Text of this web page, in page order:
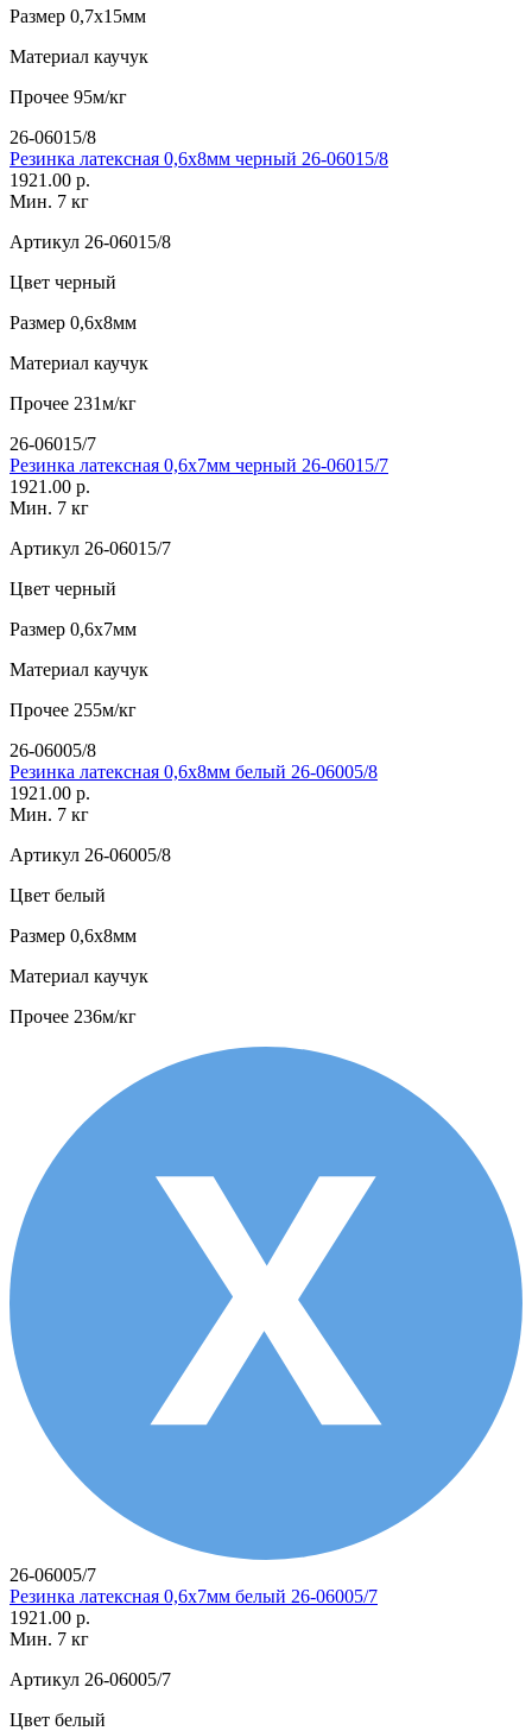
Размер 0,7х15мм
Материал каучук
Прочее 95м/кг
26-06015/8
Резинка латексная 0,6х8мм черный 26-06015/8
1921.00 р.
Мин. 7 кг
Артикул 26-06015/8
Цвет черный
Размер 0,6х8мм
Материал каучук
Прочее 231м/кг
26-06015/7
Резинка латексная 0,6х7мм черный 26-06015/7
1921.00 р.
Мин. 7 кг
Артикул 26-06015/7
Цвет черный
Размер 0,6х7мм
Материал каучук
Прочее 255м/кг
26-06005/8
Резинка латексная 0,6х8мм белый 26-06005/8
1921.00 р.
Мин. 7 кг
Артикул 26-06005/8
Цвет белый
Размер 0,6х8мм
Материал каучук
Прочее 236м/кг
26-06005/7
Резинка латексная 0,6х7мм белый 26-06005/7
1921.00 р.
Мин. 7 кг
Артикул 26-06005/7
Цвет белый